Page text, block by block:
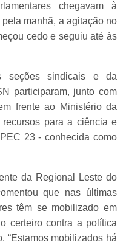
chegavam à
manhã, a agitação no
cedo e seguiu até às
seções sindicais e da
participaram, junto com
frente ao Ministério da
para a ciência e
23 - conhecida como
da Regional Leste do
que nas últimas
têm se mobilizado em
certeiro contra a política
“Estamos mobilizados há